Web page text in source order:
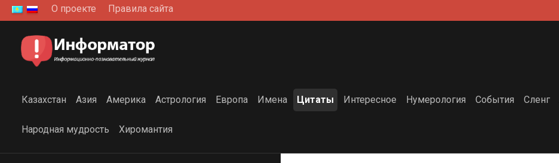
Перейти
к
содержанию
О проекте Правила сайта
Казахстан Азия Америка Астрология Европа Имена Цитаты Интересное Нумерология События Сленг
Народная мудрость Хиромантия